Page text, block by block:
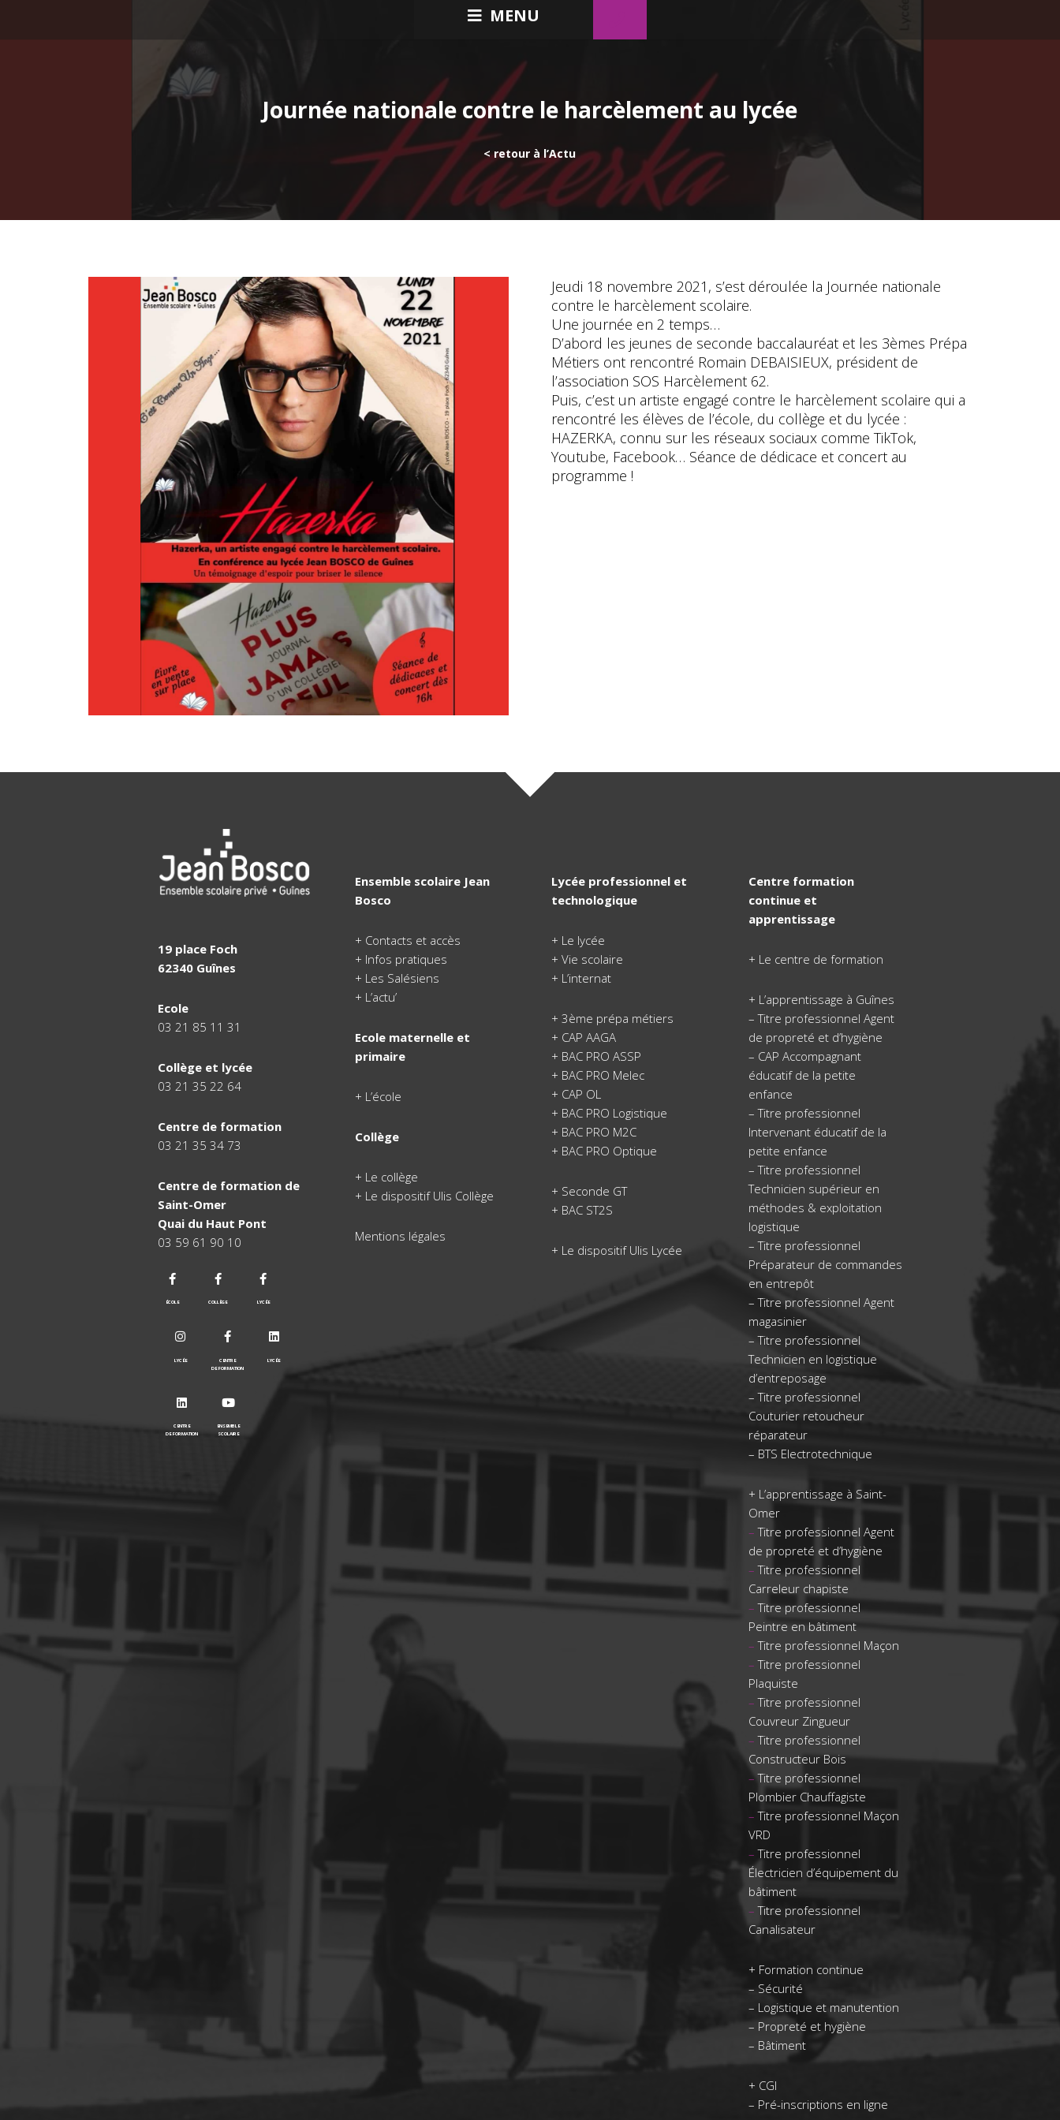
MENU
Journée nationale contre le harcèlement au lycée
< retour à l’Actu
Jeudi 18 novembre 2021, s’est déroulée la Journée nationale
contre le harcèlement scolaire.
Une journée en 2 temps…
D’abord les jeunes de seconde baccalauréat et les 3èmes Prépa
Métiers ont rencontré Romain DEBAISIEUX, président de
l’association SOS Harcèlement 62.
Puis, c’est un artiste engagé contre le harcèlement scolaire qui a
rencontré les élèves de l’école, du collège et du lycée :
HAZERKA, connu sur les réseaux sociaux comme TikTok,
Youtube, Facebook… Séance de dédicace et concert au
programme !
19 place Foch
62340 Guînes
Ecole
03 21 85 11 31
Collège et lycée
03 21 35 22 64
Centre de formation
03 21 35 34 73
Centre de formation de
Saint-Omer
Quai du Haut Pont
03 59 61 90 10
ÉCOLE COLLÈGE LYCÉE
LYCÉE
CENTRE
DE FORMATION
LYCÉE
CENTRE
DE FORMATION
ENSEMBLE
SCOLAIRE
Ensemble scolaire Jean
Bosco
+ Contacts et accès
+ Infos pratiques
+ Les Salésiens
+ L’actu’
Ecole maternelle et
primaire
+ L’école
Collège
+ Le collège
+ Le dispositif Ulis Collège
Mentions légales
Lycée professionnel et
technologique
+ Le lycée
+ Vie scolaire
+ L’internat
+ 3ème prépa métiers
+ CAP AAGA
+ BAC PRO ASSP
+ BAC PRO Melec
+ CAP OL
+ BAC PRO Logistique
+ BAC PRO M2C
+ BAC PRO Optique
+ Seconde GT
+ BAC ST2S
+ Le dispositif Ulis Lycée
Centre formation
continue et
apprentissage
+ Le centre de formation
+ L’apprentissage à Guînes
–Titre professionnel Agent
de propreté et d’hygiène
– CAP Accompagnant
éducatif de la petite
enfance
–Titre professionnel
Intervenant éducatif de la
petite enfance
–Titre professionnel
Technicien supérieur en
méthodes & exploitation
logistique
–Titre professionnel
Préparateur de commandes
en entrepôt
–Titre professionnel Agent
magasinier
–Titre professionnel
Technicien en logistique
d’entreposage
–Titre professionnel
Couturier retoucheur
réparateur
– BTS Electrotechnique
+ L’apprentissage à Saint-
Omer
–Titre professionnel Agent
de propreté et d’hygiène
–Titre professionnel
Carreleur chapiste
–Titre professionnel
Peintre en bâtiment
–Titre professionnel Maçon
–Titre professionnel
Plaquiste
–Titre professionnel
Couvreur Zingueur
–Titre professionnel
Constructeur Bois
–Titre professionnel
Plombier Chauffagiste
–Titre professionnel Maçon
VRD
–Titre professionnel
Électricien d’équipement du
bâtiment
–Titre professionnel
Canalisateur
+ Formation continue
– Sécurité
– Logistique et manutention
– Propreté et hygiène
– Bâtiment
+ CGI
– Pré-inscriptions en ligne